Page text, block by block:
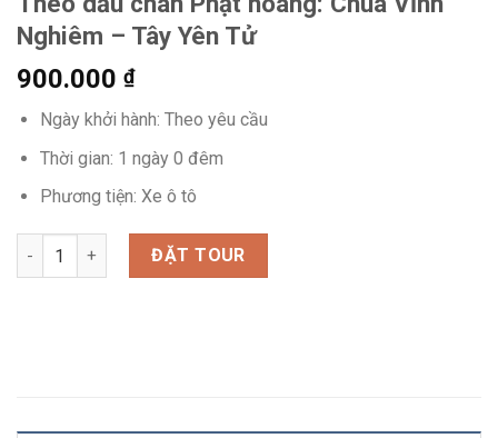
Nghiêm – Tây Yên Tử
900.000 ₫
Ngày khởi hành: Theo yêu cầu
Thời gian: 1 ngày 0 đêm
Phương tiện: Xe ô tô
Theo dấu chân Phật hoàng: Chùa Vĩnh Nghiêm - Tây Yên Tử
ĐẶT TOUR